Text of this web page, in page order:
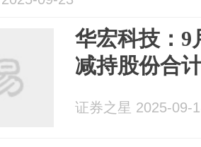
华宏科技：9
减持股份合
证券之星 2025-09-